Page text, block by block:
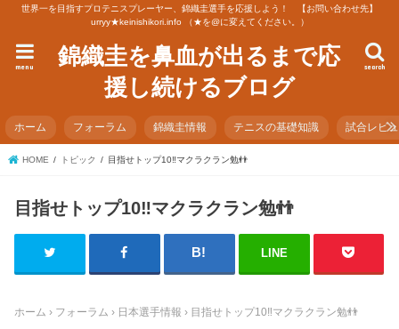
世界一を目指すプロテニスプレーヤー、錦織圭選手を応援しよう！ 【お問い合わせ先】
urryy★keinishikori.info （★を@に変えてください。）
錦織圭を鼻血が出るまで応
援し続けるブログ
search
menu
ホーム フォーラム 錦織圭情報 テニスの基礎知識 試合レビ
HOME トピック 目指せトップ10‼️マクラクラン勉👬
目指せトップ10‼️マクラクラン勉👬
LINE
ホーム › フォーラム › 日本選手情報 › 目指せトップ10‼️マクラクラン勉👬